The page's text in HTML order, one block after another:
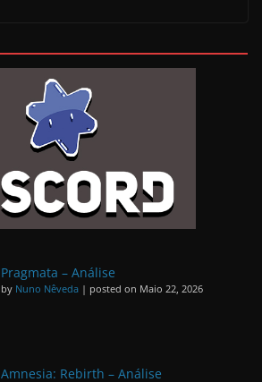
Pragmata – Análise
by Nuno Nêveda | posted on Maio 22, 2026
Amnesia: Rebirth – Análise